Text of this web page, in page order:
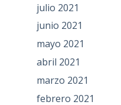
julio 2021
junio 2021
mayo 2021
abril 2021
marzo 2021
febrero 2021